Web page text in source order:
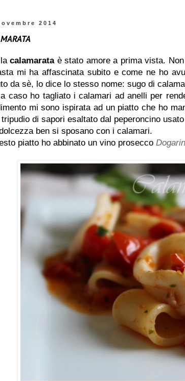
2014
lacalamarataè stato amore a prima vista.
mi ha affascinata subito e come ne ho
da sè, lo dice lo stesso nome: sugo di
caso ho tagliato i calamari ad anelli per
mi sono ispirata ad un piatto che ho
di sapori esaltato dal peperoncino
ben si sposano con i calamari.
piatto ho abbinato un vino prosecco